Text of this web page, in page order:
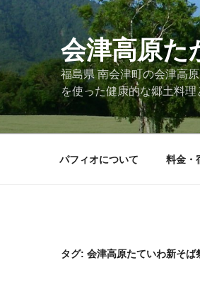
会津高原た
福島県 南会津町の会津高
を使った健康的な郷土料
パフィオについて 料金・
タグ: 会津高原たていわ新そば